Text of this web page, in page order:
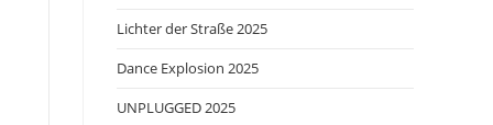
Lichter der Straße 2025
Dance Explosion 2025
UNPLUGGED 2025